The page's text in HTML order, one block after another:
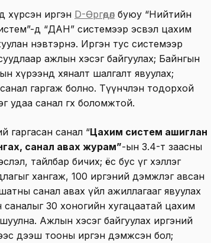
хүрсэн иргэн D-Өргөдөл буюу “Нийтийн
д “ДАН” системээр эсвэл цахим
нэвтэрнэ. Иргэн тус системээр
ажлын хэсэг байгуулах; Байнгын
хүрээнд хяналт шалгалт явуулах;
санал гаргаж болно. Түүнчлэн тодорхой
удаа санал өгөх боломжтой.
гаргасан санал “Цахим систем ашиглан
санал авах журам”-ын 3.4-т заасны
тайлбар бичих; ёс бус үг хэллэг
хангаж, 100 иргэний дэмжлэг авсан
санал авах үйл ажиллагааг явуулах
30 хоногийн хугацаатай цахим
Ажлын хэсэг байгуулах иргэний
дээш тооны иргэн дэмжсэн бол;